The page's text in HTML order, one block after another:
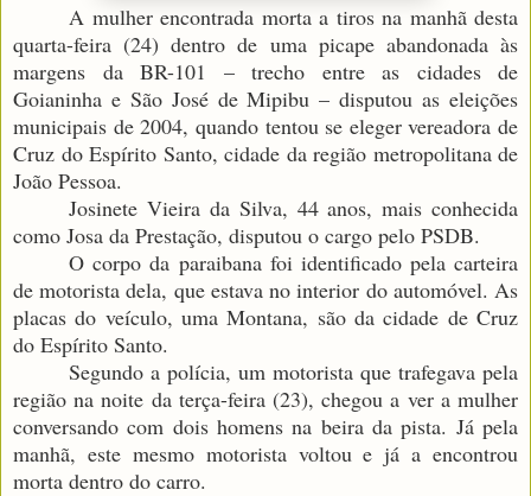
A mulher encontrada morta a tiros na manhã desta
quarta-feira (24) dentro de uma picape abandonada às
margens da BR-101 – trecho entre as cidades de
Goianinha e São José de Mipibu – disputou as eleições
municipais de 2004, quando tentou se eleger vereadora de
Cruz do Espírito Santo, cidade da região metropolitana de
João Pessoa.
Josinete Vieira da Silva, 44 anos, mais conhecida
como Josa da Prestação, disputou o cargo pelo PSDB.
O corpo da paraibana foi identificado pela carteira
de motorista dela, que estava no interior do automóvel. As
placas do veículo, uma Montana, são da cidade de Cruz
do Espírito Santo.
Segundo a polícia, um motorista que trafegava pela
região na noite da terça-feira (23), chegou a ver a mulher
conversando com dois homens na beira da pista. Já pela
manhã, este mesmo motorista voltou e já a encontrou
morta dentro do carro.